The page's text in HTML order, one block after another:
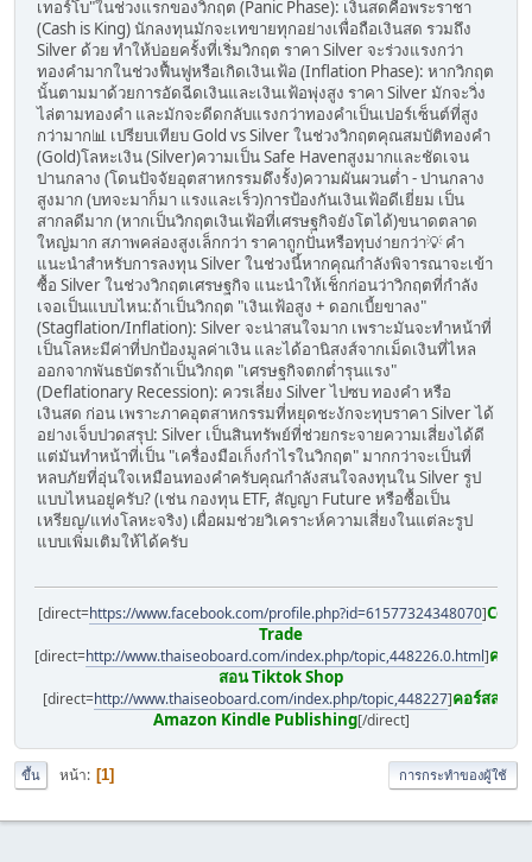
เทอร์โบ"ในช่วงแรกของวิกฤต (Panic Phase): เงินสดคือพระราชา
(Cash is King) นักลงทุนมักจะเทขายทุกอย่างเพื่อถือเงินสด รวมถึง
Silver ด้วย ทำให้บ่อยครั้งที่เริ่มวิกฤต ราคา Silver จะร่วงแรงกว่า
ทองคำมากในช่วงฟื้นฟูหรือเกิดเงินเฟ้อ (Inflation Phase): หากวิกฤต
นั้นตามมาด้วยการอัดฉีดเงินและเงินเฟ้อพุ่งสูง ราคา Silver มักจะวิ่ง
ไล่ตามทองคำ และมักจะดีดกลับแรงกว่าทองคำเป็นเปอร์เซ็นต์ที่สูง
กว่ามาก📊 เปรียบเทียบ Gold vs Silver ในช่วงวิกฤตคุณสมบัติทองคำ
(Gold)โลหะเงิน (Silver)ความเป็น Safe Havenสูงมากและชัดเจน
ปานกลาง (โดนปัจจัยอุตสาหกรรมดึงรั้ง)ความผันผวนต่ำ - ปานกลาง
สูงมาก (บทจะมาก็มา แรงและเร็ว)การป้องกันเงินเฟ้อดีเยี่ยม เป็น
สากลดีมาก (หากเป็นวิกฤตเงินเฟ้อที่เศรษฐกิจยังโตได้)ขนาดตลาด
ใหญ่มาก สภาพคล่องสูงเล็กกว่า ราคาถูกปั่นหรือทุบง่ายกว่า💡 คำ
แนะนำสำหรับการลงทุน Silver ในช่วงนี้หากคุณกำลังพิจารณาจะเข้า
ซื้อ Silver ในช่วงวิกฤตเศรษฐกิจ แนะนำให้เช็กก่อนว่าวิกฤตที่กำลัง
เจอเป็นแบบไหน:ถ้าเป็นวิกฤต "เงินเฟ้อสูง + ดอกเบี้ยขาลง"
(Stagflation/Inflation): Silver จะน่าสนใจมาก เพราะมันจะทำหน้าที่
เป็นโลหะมีค่าที่ปกป้องมูลค่าเงิน และได้อานิสงส์จากเม็ดเงินที่ไหล
ออกจากพันธบัตรถ้าเป็นวิกฤต "เศรษฐกิจตกต่ำรุนแรง"
(Deflationary Recession): ควรเลี่ยง Silver ไปซบ ทองคำ หรือ
เงินสด ก่อน เพราะภาคอุตสาหกรรมที่หยุดชะงักจะทุบราคา Silver ได้
อย่างเจ็บปวดสรุป: Silver เป็นสินทรัพย์ที่ช่วยกระจายความเสี่ยงได้ดี
แต่มันทำหน้าที่เป็น "เครื่องมือเก็งกำไรในวิกฤต" มากกว่าจะเป็นที่
หลบภัยที่อุ่นใจเหมือนทองคำครับคุณกำลังสนใจลงทุนใน Silver รูป
แบบไหนอยู่ครับ? (เช่น กองทุน ETF, สัญญา Future หรือซื้อเป็น
เหรียญ/แท่งโลหะจริง) เผื่อผมช่วยวิเคราะห์ความเสี่ยงในแต่ละรูป
แบบเพิ่มเติมให้ได้ครับ
[direct=https://www.facebook.com/profile.php?id=61577324348070]Copy
Trade
[direct=http://www.thaiseoboard.com/index.php/topic,448226.0.html]คอร์ส
สอน Tiktok Shop
[direct=http://www.thaiseoboard.com/index.php/topic,448227]คอร์สสอน
Amazon Kindle Publishing[/direct]
ขึ้น หน้า 1 การกระทำของผู้ใช้